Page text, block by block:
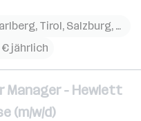
, Tirol, Salzburg, Linz
jährlich
Manager - Hewlett
(m/w/d)